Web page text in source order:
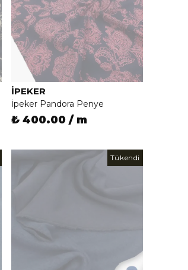
İPEKER
İpeker Pandora Penye
₺ 400.00 / m
Tükendi